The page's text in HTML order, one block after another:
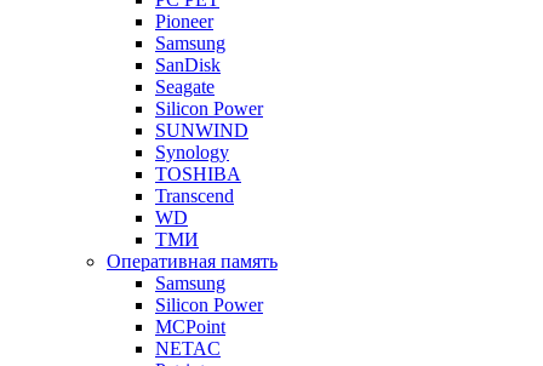
Pioneer
Samsung
SanDisk
Seagate
Silicon Power
SUNWIND
Synology
TOSHIBA
Transcend
WD
ТМИ
Оперативная память
Samsung
Silicon Power
MCPoint
NETAC